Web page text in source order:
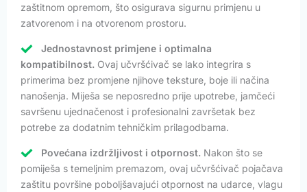
zaštitnom opremom, što osigurava sigurnu primjenu u
zatvorenom i na otvorenom prostoru.
Jednostavnost primjene i optimalna
kompatibilnost. Ovaj učvršćivač se lako integrira s
primerima bez promjene njihove teksture, boje ili načina
nanošenja. Miješa se neposredno prije upotrebe, jamčeći
savršenu ujednačenost i profesionalni završetak bez
potrebe za dodatnim tehničkim prilagodbama.
Povećana izdržljivost i otpornost. Nakon što se
pomiješa s temeljnim premazom, ovaj učvršćivač pojačava
zaštitu površine poboljšavajući otpornost na udarce, vlagu